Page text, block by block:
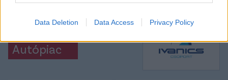
Data Deletion Data Access Privacy Policy
CÍMKÉK: #MAGYAR FOCI #NB I #ÚJPEST #PAKS
Autópiac